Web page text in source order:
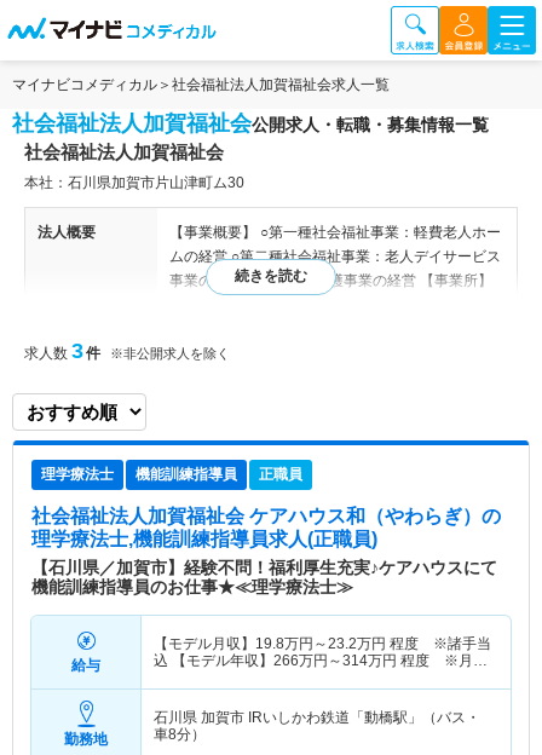
マイナビコメディカル 社会福祉法人加賀福祉会求人一覧
社会福祉法人加賀福祉会公開求人・転職・募集情報一覧
社会福祉法人加賀福祉会
本社：石川県加賀市片山津町ム30
法人概要
【事業概要】 ○第一種社会福祉事業：軽費老人ホー
ムの経営 ○第二種社会福祉事業：老人デイサービス
事業の経営・老人居宅介護事業の経営 【事業所】
分～16時00分 休業日：土曜日、日曜日 12月30日
／ホームヘルパー2級
ハウスや訪問介護、デイサービスなどの福祉サービ
スを提供している法人です。 「いのちの仕合わせ
を願うと同時に、今を懸命に生き、出遇う方々と朋
に成長する。」という法人理念のもと、利用される
方とかけがえのない「時間」と「いのち」を共に
し、前向きに生きることができるよう「おもてなし
の心」を持って支援にあたっておられます。
求人数 3件 ※非公開求人を除く
理学療法士 機能訓練指導員 正職員
社会福祉法人加賀福祉会 ケアハウス和（やわらぎ） の
理学療法士,機能訓練指導員求人(正職員)
【石川県／加賀市】経験不問！福利厚生充実♪ケアハウスにて
機能訓練指導員のお仕事★≪理学療法士≫
給与
【モデル月収】 19.8万円～23.2万円 程度 ※諸手当
込 【モデル年収】 266万円～314万円 程度 ※月収
勤務地
石川県 加賀市 IRいしかわ鉄道「動橋駅」（バス・
車8分）